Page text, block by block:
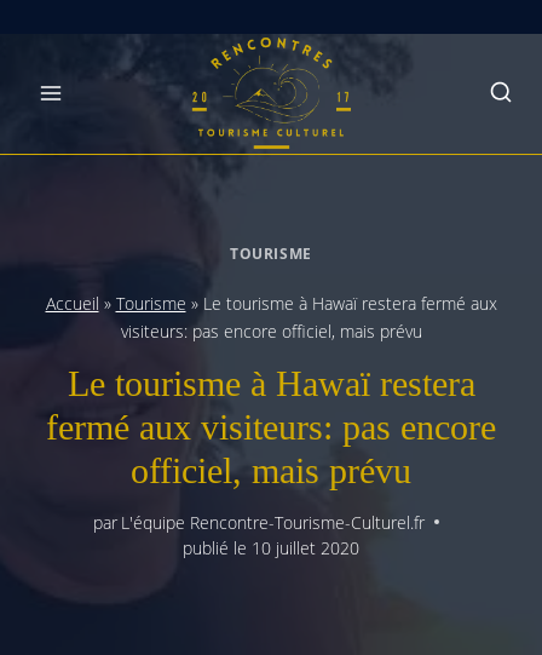
TOURISME
Accueil » Tourisme » Le tourisme à Hawaï restera fermé aux
visiteurs: pas encore officiel, mais prévu
Le tourisme à Hawaï restera
fermé aux visiteurs: pas encore
officiel, mais prévu
par L'équipe Rencontre-Tourisme-Culturel.fr
publié le 10 juillet 2020